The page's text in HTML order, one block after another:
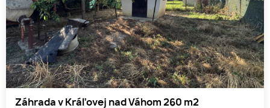
Záhrada v Kráľovej nad Váhom 260 m2